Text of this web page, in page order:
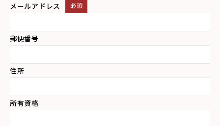
メールアドレス 必須
郵便番号
住所
所有資格